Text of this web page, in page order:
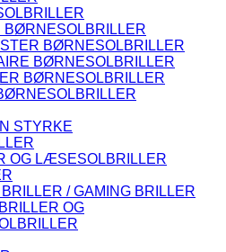
BØRNESOLBRILLER
BØRNESOLBRILLER
BØRNESOLBRILLER
BØRNESOLBRILLER
STYRKE
OG LÆSESOLBRILLER
/ GAMING BRILLER
OG